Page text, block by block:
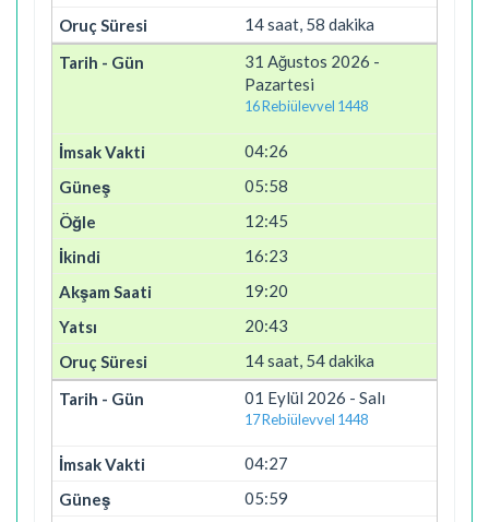
14 saat, 58 dakika
31 Ağustos 2026 -
Pazartesi
16 Rebiülevvel 1448
04:26
05:58
12:45
16:23
19:20
20:43
14 saat, 54 dakika
01 Eylül 2026 - Salı
17 Rebiülevvel 1448
04:27
05:59